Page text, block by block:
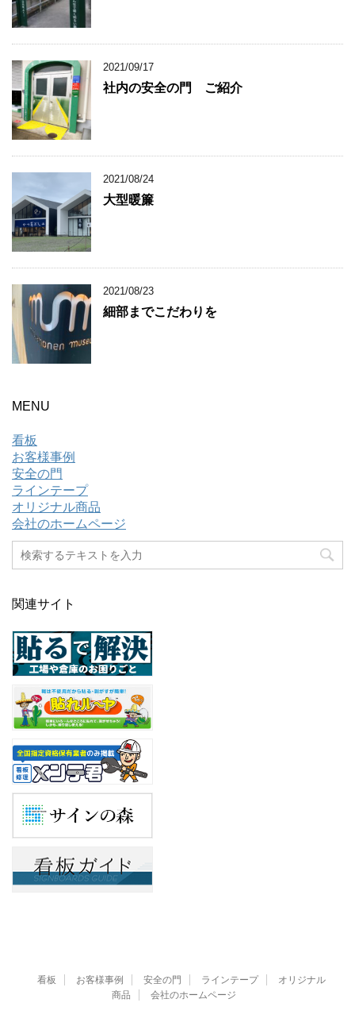
2021/09/17
社内の安全の門 ご紹介
2021/08/24
大型暖簾
2021/08/23
細部までこだわりを
MENU
看板
お客様事例
安全の門
ラインテープ
オリジナル商品
会社のホームページ
関連サイト
看板 お客様事例 安全の門 ラインテープ
オリジナル
商品
会社のホームページ